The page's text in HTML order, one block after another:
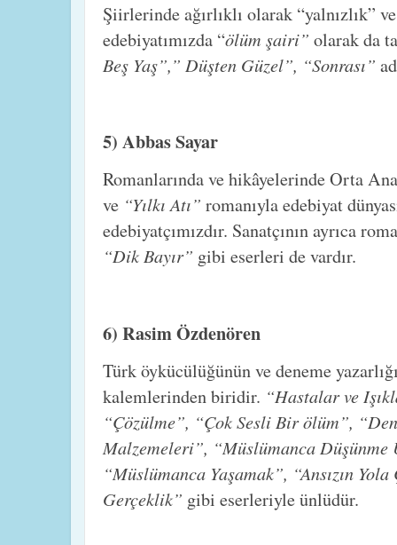
Şiirlerinde ağırlıklı olarak “yalnızlık”
edebiyatımızda “ölüm şairi” olarak da
Beş Yaş”,” Düşten Güzel”, “Sonrası”
5) Abbas Sayar
Romanlarında ve hikâyelerinde Orta
ve “Yılkı Atı” romanıyla edebiyat
edebiyatçımızdır. Sanatçının ayrıca
“Dik Bayır” gibi eserleri de vardır.
6) Rasim Özdenören
Türk öykücülüğünün ve deneme
kalemlerinden biridir. “Hastalar ve
“Çözülme”, “Çok Sesli Bir ölüm”,
Malzemeleri”, “Müslümanca Düşünme
“Müslümanca Yaşamak”, “Ansızın Yola
Gerçeklik” gibi eserleriyle ünlüdür.